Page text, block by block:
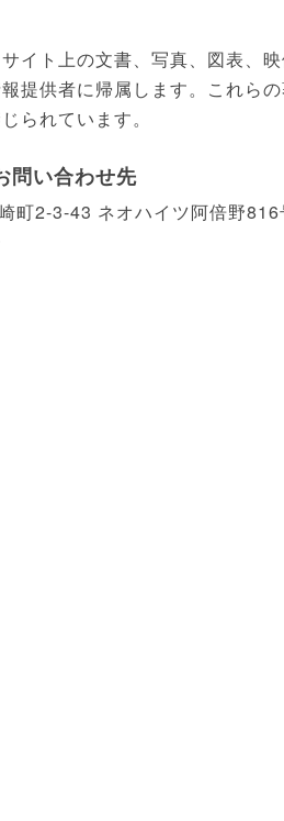
イト上の文書、写真、図表、
提供者に帰属します。これら
られています。
問い合わせ先
町2-3-43 ネオハイツ阿倍野816